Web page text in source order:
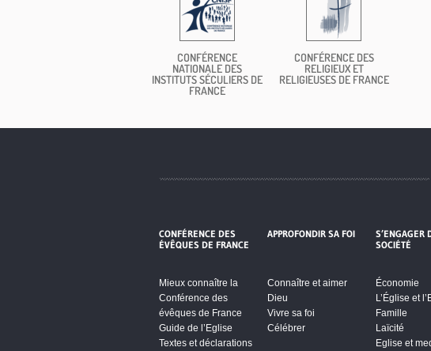
CONFÉRENCE
NATIONALE DES
INSTITUTS SÉCULIERS DE
FRANCE
CONFÉRENCE DES
RELIGIEUX ET
RELIGIEUSES DE FRANCE
CONFÉRENCE DES
ÉVÊQUES DE FRANCE
Mieux connaître la
Conférence des
évêques de France
Guide de l’Eglise
Textes et déclarations
APPROFONDIR SA FOI
Connaître et aimer
Dieu
Vivre sa foi
Célébrer
S’ENGAGER
SOCIÉTÉ
Économie
L’Église et
Famille
Laïcité
Eglise et